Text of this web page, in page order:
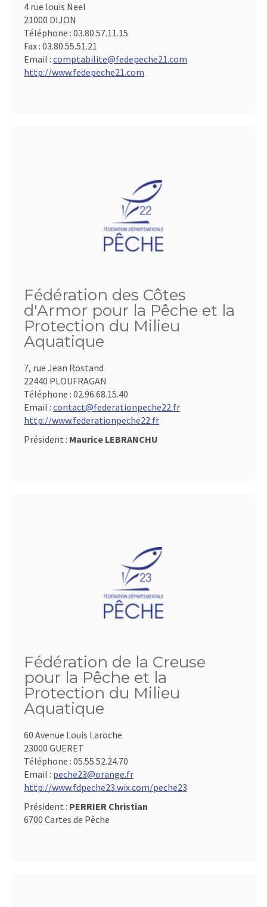
4 rue louis Neel
21000 DIJON
Téléphone : 03.80.57.11.15
Fax : 03.80.55.51.21
Email : comptabilite@fedepeche21.com
http://www.fedepeche21.com
Fédération des Côtes
d'Armor pour la Pêche et la
Protection du Milieu
Aquatique
7, rue Jean Rostand
22440 PLOUFRAGAN
Téléphone : 02.96.68.15.40
Email : contact@federationpeche22.fr
http://www.federationpeche22.fr
Président : Maurice LEBRANCHU
Fédération de la Creuse
pour la Pêche et la
Protection du Milieu
Aquatique
60 Avenue Louis Laroche
23000 GUERET
Téléphone : 05.55.52.24.70
Email : peche23@orange.fr
http://www.fdpeche23.wix.com/peche23
Président : PERRIER Christian
6700 Cartes de Pêche